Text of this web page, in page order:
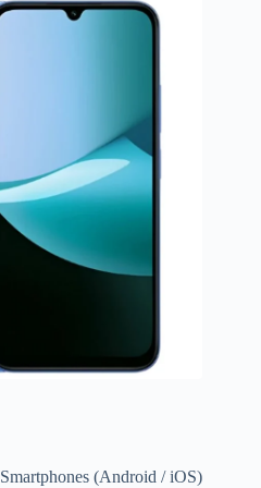
Smartphones (Android / iOS)